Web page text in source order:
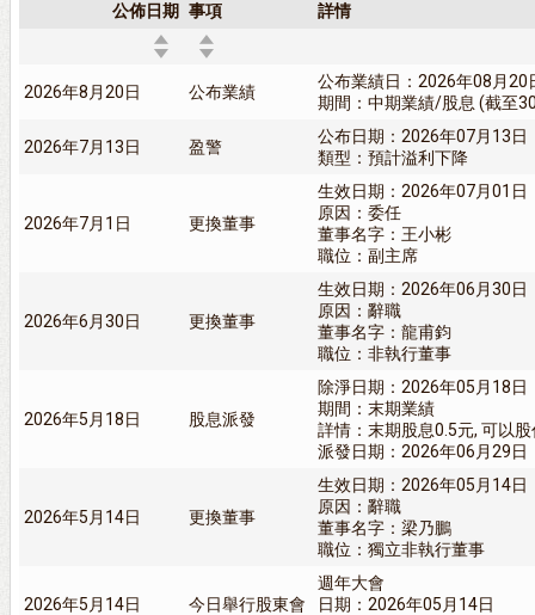
公佈日期 事項 詳情
2026年8月20日 公布業績
公布業績日：2026年08月20
期間：中期業績/股息 (截至
2026年7月13日 盈警
公布日期：2026年07月13日
類型：預計溢利下降
2026年7月1日 更換董事
生效日期：2026年07月01日
原因：委任
董事名字：王小彬
職位：副主席
2026年6月30日 更換董事
生效日期：2026年06月30日
原因：辭職
董事名字：龍甫鈞
職位：非執行董事
2026年5月18日 股息派發
除淨日期：2026年05月18日
期間：末期業績
詳情：末期股息0.5元, 可以
派發日期：2026年06月29日
2026年5月14日 更換董事
生效日期：2026年05月14日
原因：辭職
董事名字：梁乃鵬
職位：獨立非執行董事
2026年5月14日 今日舉行股東會
週年大會
日期：2026年05月14日